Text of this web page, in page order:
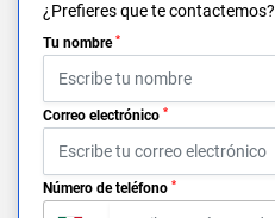
¿Prefieres que te contactemos?
Tu nombre *
Correo electrónico *
Número de teléfono *